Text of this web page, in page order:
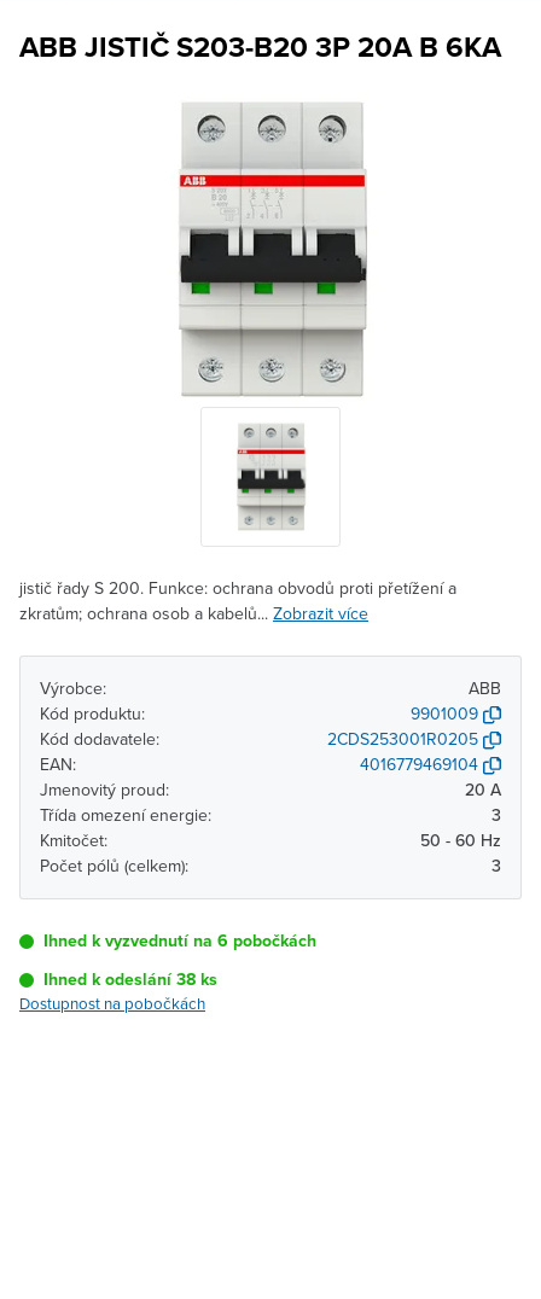
ABB JISTIČ S203-B20 3P 20A B 6KA
jistič řady S 200. Funkce: ochrana obvodů proti přetížení a
zkratům; ochrana osob a kabelů... Zobrazit více
Výrobce:
ABB
Kód produktu:
9901009
Kód dodavatele:
2CDS253001R0205
EAN:
4016779469104
Jmenovitý proud:
20 A
Třída omezení energie:
3
Kmitočet:
50 - 60 Hz
Počet pólů (celkem):
3
Ihned k vyzvednutí na 6 pobočkách
Ihned k odeslání 38 ks
Dostupnost na pobočkách